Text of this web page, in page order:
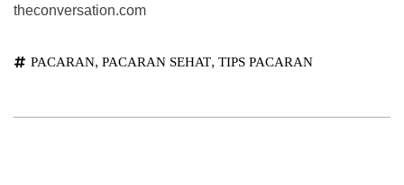
theconversation.com
PACARAN, PACARAN SEHAT, TIPS PACARAN